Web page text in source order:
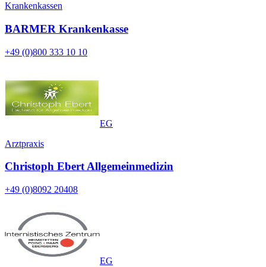
Krankenkassen
BARMER Krankenkasse
+49 (0)800 333 10 10
EG
Arztpraxis
Christoph Ebert Allgemeinmedizin
+49 (0)8092 20408
EG